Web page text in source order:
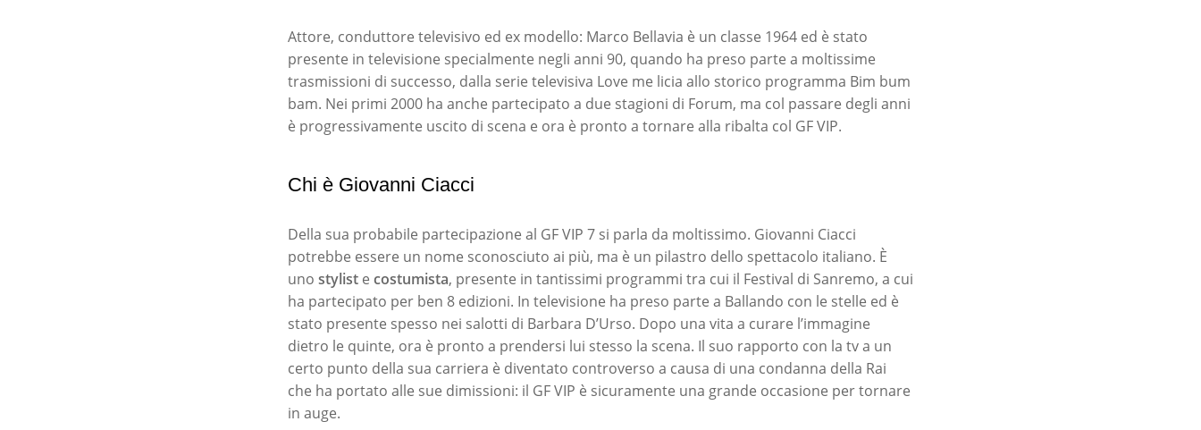
Attore, conduttore televisivo ed ex modello: Marco Bellavia è un classe 1964 ed è stato
presente in televisione specialmente negli anni 90, quando ha preso parte a moltissime
trasmissioni di successo, dalla serie televisiva Love me licia allo storico programma Bim bum
bam. Nei primi 2000 ha anche partecipato a due stagioni di Forum, ma col passare degli anni
è progressivamente uscito di scena e ora è pronto a tornare alla ribalta col GF VIP.
Chi è Giovanni Ciacci
Della sua probabile partecipazione al GF VIP 7 si parla da moltissimo. Giovanni Ciacci
potrebbe essere un nome sconosciuto ai più, ma è un pilastro dello spettacolo italiano. È
uno stylist e costumista, presente in tantissimi programmi tra cui il Festival di Sanremo, a cui
ha partecipato per ben 8 edizioni. In televisione ha preso parte a Ballando con le stelle ed è
stato presente spesso nei salotti di Barbara D’Urso. Dopo una vita a curare l’immagine
dietro le quinte, ora è pronto a prendersi lui stesso la scena. Il suo rapporto con la tv a un
certo punto della sua carriera è diventato controverso a causa di una condanna della Rai
che ha portato alle sue dimissioni: il GF VIP è sicuramente una grande occasione per tornare
in auge.